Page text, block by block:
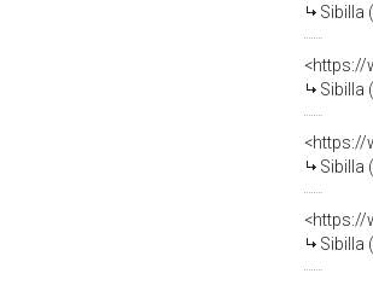
Sibilla
Sibilla
Sibilla
Sibilla